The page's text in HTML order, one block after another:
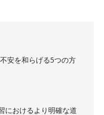
安を和らげる5つの方
におけるより明確な道